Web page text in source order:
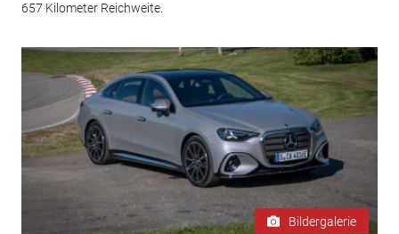
657 Kilometer Reichweite.
Bildergalerie